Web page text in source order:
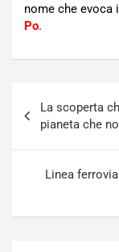
nome che evoca
Po.
articoli
La scoperta
pianeta che
Linea